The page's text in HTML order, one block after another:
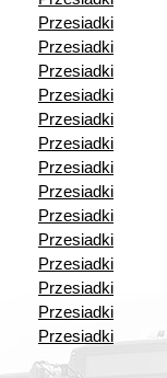
Przesiadki
Przesiadki
Przesiadki
Przesiadki
Przesiadki
Przesiadki
Przesiadki
Przesiadki
Przesiadki
Przesiadki
Przesiadki
Przesiadki
Przesiadki
Przesiadki